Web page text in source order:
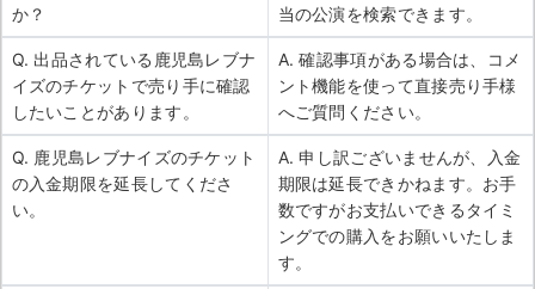
か？
当の公演を検索できます。
Q. 出品されている鹿児島レブナ
イズのチケットで売り手に確認
したいことがあります。
A. 確認事項がある場合は、コメ
ント機能を使って直接売り手様
へご質問ください。
Q. 鹿児島レブナイズのチケット
の入金期限を延長してくださ
い。
A. 申し訳ございませんが、入金
期限は延長できかねます。お手
数ですがお支払いできるタイミ
ングでの購入をお願いいたしま
す。